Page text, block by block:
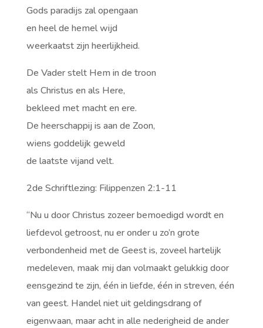
Gods paradijs zal opengaan
en heel de hemel wijd
weerkaatst zijn heerlijkheid.
De Vader stelt Hem in de troon
als Christus en als Here,
bekleed met macht en ere.
De heerschappij is aan de Zoon,
wiens goddelijk geweld
de laatste vijand velt.
2de Schriftlezing: Filippenzen 2:1-11
“Nu u door Christus zozeer bemoedigd wordt en
liefdevol getroost, nu er onder u zo’n grote
verbondenheid met de Geest is, zoveel hartelijk
medeleven, maak mij dan volmaakt gelukkig door
eensgezind te zijn, één in liefde, één in streven, één
van geest. Handel niet uit geldingsdrang of
eigenwaan, maar acht in alle nederigheid de ander